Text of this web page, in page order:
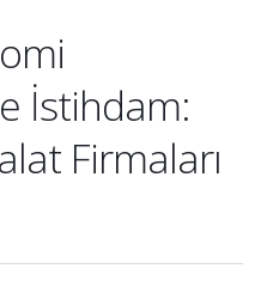
İstihdam:
Firmaları